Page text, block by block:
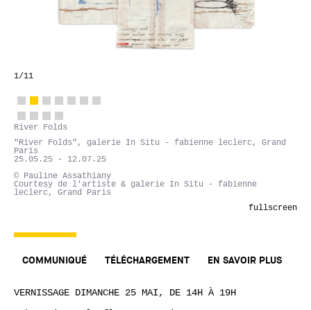
1/11
River Folds
"River Folds", galerie In Situ - fabienne leclerc, Grand
Paris
25.05.25 - 12.07.25
© Pauline Assathiany
Courtesy de l'artiste & galerie In Situ - fabienne
leclerc, Grand Paris
fullscreen
COMMUNIQUÉ TÉLÉCHARGEMENT EN SAVOIR PLUS
VERNISSAGE DIMANCHE 25 MAI, DE 14H À 19H